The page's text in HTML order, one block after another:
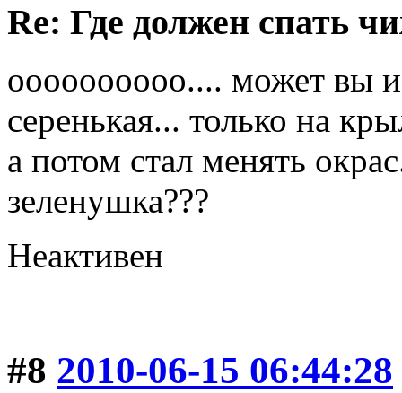
Re: Где должен спать
оооооооооо.... может вы
серенькая... только на
а потом стал менять
зеленушка???
Неактивен
#8 2010-06-15 06:44:28